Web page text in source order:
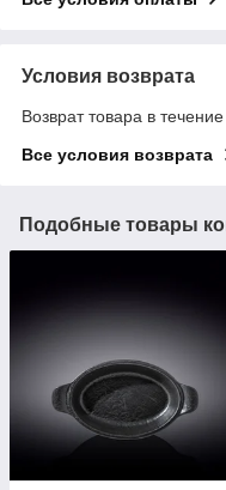
Условия возврата
Возврат товара в
Все условия возврата
Подобные товары